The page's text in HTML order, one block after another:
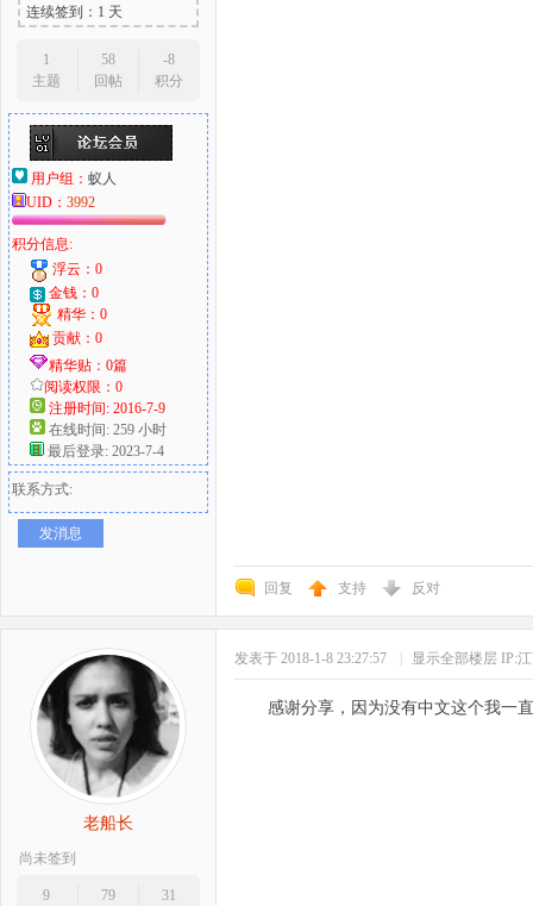
连续签到：1 天
1
主题
58
回帖
-8
积分
用户组： 蚁人
UID： 3992
积分信息:
浮云：0
金钱：0
精华：0
贡献：0
精华贴：0篇
阅读权限：0
注册时间: 2016-7-9
在线时间: 259 小时
最后登录: 2023-7-4
联系方式:
发消息
回复 支持 反对
老船长
尚未签到
9
79
31
发表于 2018-1-8 23:27:57 显示全部楼层 IP:
感谢分享，因为没有中文这个我一